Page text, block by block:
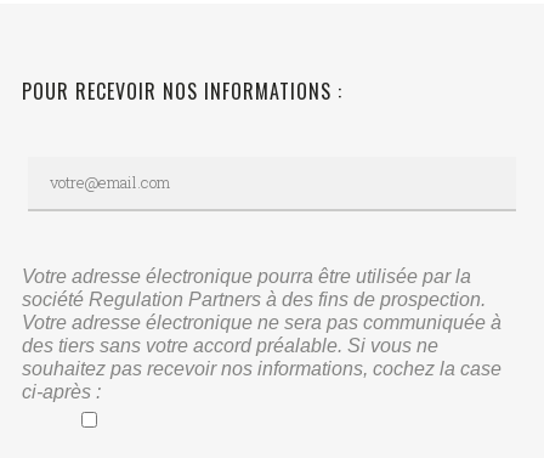
POUR RECEVOIR NOS INFORMATIONS :
Votre adresse électronique pourra être utilisée par la
société Regulation Partners à des fins de prospection.
Votre adresse électronique ne sera pas communiquée à
des tiers sans votre accord préalable. Si vous ne
souhaitez pas recevoir nos informations, cochez la case
ci-après :